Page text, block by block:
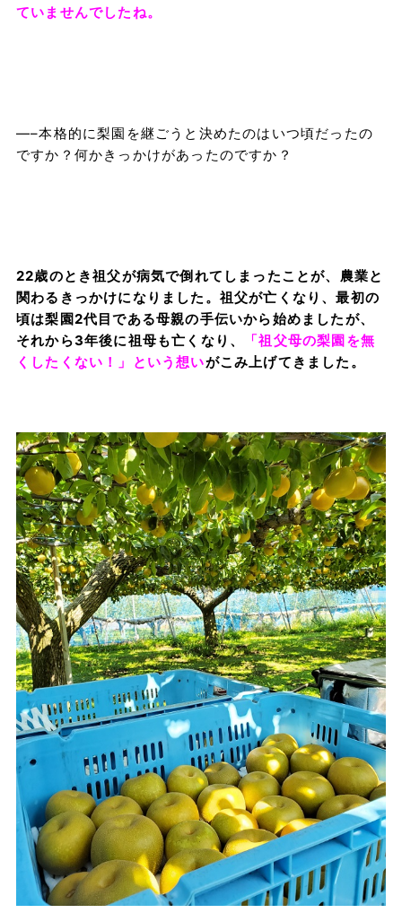
ていませんでしたね。
—–本格的に梨園を継ごうと決めたのはいつ頃だったの
ですか？何かきっかけがあったのですか？
22歳のとき祖父が病気で倒れてしまったことが、農業と
関わるきっかけになりました。祖父が亡くなり、最初の
頃は梨園2代目である母親の手伝いから始めましたが、
それから3年後に祖母も亡くなり、
「祖父母の梨園を無
くしたくない！」という想いがこみ上げてきました。